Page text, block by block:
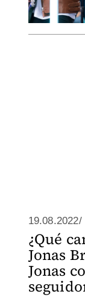
19.08.2022/
¿Qué
Jonas
Jonas